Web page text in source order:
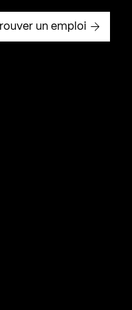
recherche
de Kollectif
de Kollectif
de Kollectif
un emploi